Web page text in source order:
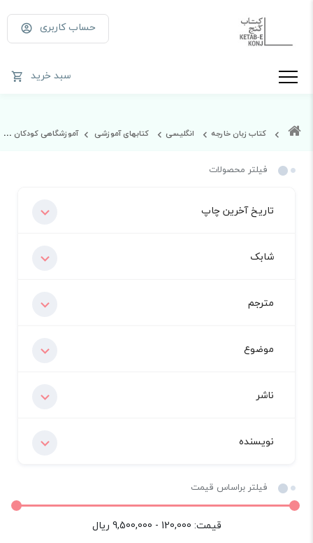
حساب کاربری
سبد خرید
کتاب زبان خارجه انگلیسی کتابهای آموزشی آموزشگاهی کودکان و نوجوانان
فیلتر محصولات
تاریخ آخرین چاپ
شابک
مترجم
موضوع
ناشر
نویسنده
فیلتر براساس قیمت
قیمت: 120,000 - 9,500,000
ریال